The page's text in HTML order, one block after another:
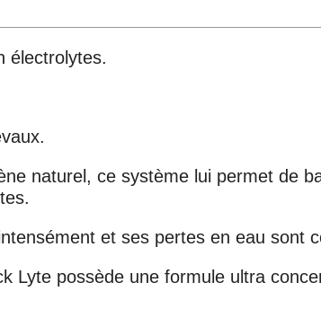
électrolytes.
naturel, ce système lui permet de
et ses pertes en eau sont
Lyte possède une formule ultra